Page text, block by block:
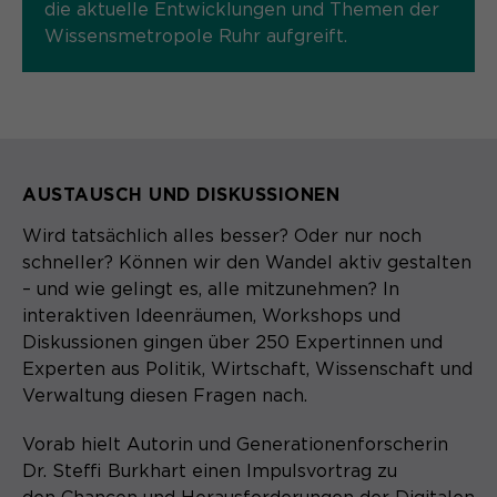
Content Management System dieser
Webseite. Diese Basis-Cookies sind
geschlossenen Bereich die Benutzer-
Datenbankeintrag des Nutzers.
Name PHPSESSID
Der Session Cookie wird beim
Name _pk_id*
Wiedererkennung eines Besuchers.
Name _pk_ses*
Anbieter Matomo
Laufzeit 30 Minuten
Zweck
Speichert vorübergehend Daten der
Cookie-Informationen
Name googtrans
Anbieter GTranslate Inc.
Laufzeit 1 Jahr
Sprache für die automatische
Übersetzung der Website.
Cookie-Informationen
die aktuelle Entwicklungen und Themen der
Wissensmetropole Ruhr aufgreift.
AUSTAUSCH UND DISKUSSIONEN
Wird tatsächlich alles besser? Oder nur noch
schneller? Können wir den Wandel aktiv gestalten
– und wie gelingt es, alle mitzunehmen? In
interaktiven Ideenräumen, Workshops und
Diskussionen gingen über 250 Expertinnen und
Experten aus Politik, Wirtschaft, Wissenschaft und
Verwaltung diesen Fragen nach.
Vorab hielt Autorin und Generationenforscherin
Dr. Steffi Burkhart einen Impulsvortrag zu